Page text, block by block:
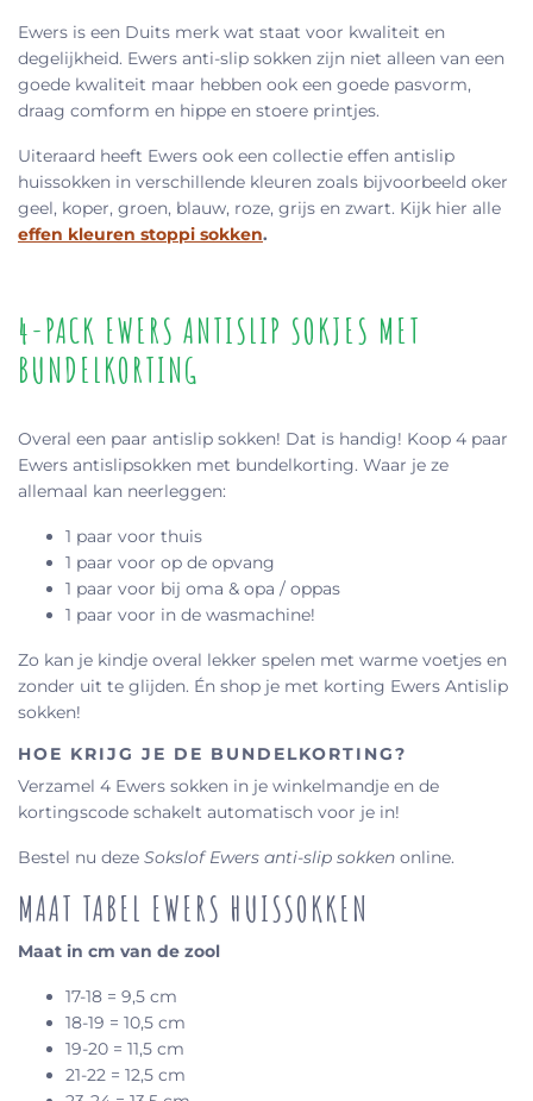
Ewers is een Duits merk wat staat voor kwaliteit en
degelijkheid. Ewers anti-slip sokken zijn niet alleen van een
goede kwaliteit maar hebben ook een goede pasvorm,
draag comform en hippe en stoere printjes.
Uiteraard heeft Ewers ook een collectie effen antislip
huissokken in verschillende kleuren zoals bijvoorbeeld oker
geel, koper, groen, blauw, roze, grijs en zwart. Kijk hier alle
effen kleuren stoppi sokken.
4-PACK EWERS ANTISLIP SOKJES MET
BUNDELKORTING
Overal een paar antislip sokken! Dat is handig! Koop 4 paar
Ewers antislipsokken met bundelkorting. Waar je ze
allemaal kan neerleggen:
1 paar voor thuis
1 paar voor op de opvang
1 paar voor bij oma & opa / oppas
1 paar voor in de wasmachine!
Zo kan je kindje overal lekker spelen met warme voetjes en
zonder uit te glijden. Én shop je met korting Ewers Antislip
sokken!
HOE KRIJG JE DE BUNDELKORTING?
Verzamel 4 Ewers sokken in je winkelmandje en de
kortingscode schakelt automatisch voor je in!
Bestel nu deze Sokslof Ewers anti-slip sokken online.
MAAT TABEL EWERS HUISSOKKEN
Maat in cm van de zool
17-18 = 9,5 cm
18-19 = 10,5 cm
19-20 = 11,5 cm
21-22 = 12,5 cm